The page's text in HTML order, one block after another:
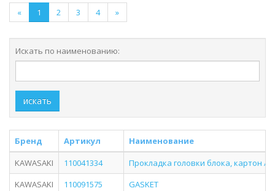
« 1 2 3 4 »
Искать по наименованию:
искать
Бренд Артикул
Наименование
KAWASAKI
110041334
Прокладка головки блока, картон /
KAWASAKI
110091575
GASKET